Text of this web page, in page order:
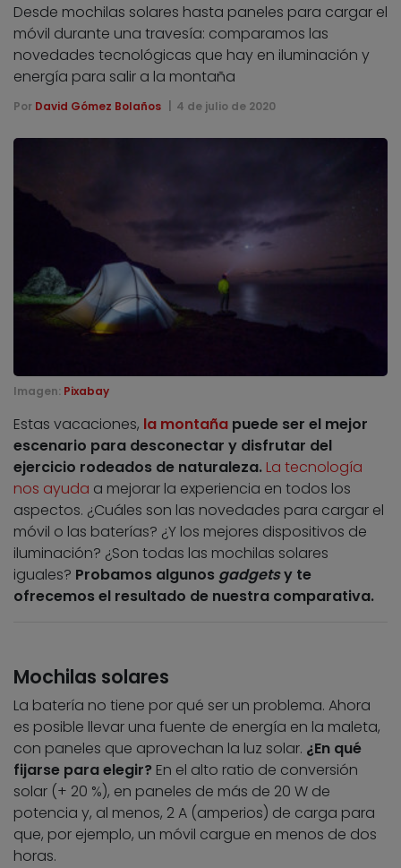
Desde mochilas solares hasta paneles para cargar el
móvil durante una travesía: comparamos las
novedades tecnológicas que hay en iluminación y
energía para salir a la montaña
Por David Gómez Bolaños 4 de julio de 2020
Imagen: Pixabay
Estas vacaciones, la montaña puede ser el mejor
escenario para desconectar y disfrutar del
ejercicio rodeados de naturaleza. La tecnología
nos ayuda a mejorar la experiencia en todos los
aspectos. ¿Cuáles son las novedades para cargar el
móvil o las baterías? ¿Y los mejores dispositivos de
iluminación? ¿Son todas las mochilas solares
iguales? Probamos algunos gadgetsy te
ofrecemos el resultado de nuestra comparativa.
Mochilas solares
La batería no tiene por qué ser un problema. Ahora
es posible llevar una fuente de energía en la maleta,
con paneles que aprovechan la luz solar. ¿En qué
fijarse para elegir? En el alto ratio de conversión
solar (+ 20 %), en paneles de más de 20 W de
potencia y, al menos, 2 A (amperios) de carga para
que, por ejemplo, un móvil cargue en menos de dos
horas.